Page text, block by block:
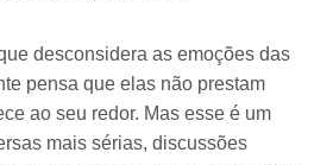
desconsidera as emoções das
pensa que elas não prestam
ao seu redor. Mas esse é um
mais sérias, discussões